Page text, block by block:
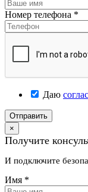
Номер телефона *
Даю
Отправить
×
Получите
И подключите
Имя *